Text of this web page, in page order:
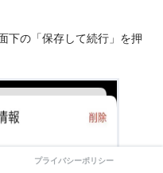
下の「保存して続行」を押
プライバシーポリシー